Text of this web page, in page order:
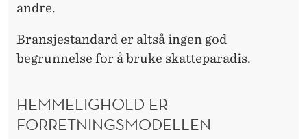
andre.
Bransjestandard er altså ingen god
begrunnelse for å bruke skatteparadis.
HEMMELIGHOLD ER
FORRETNINGSMODELLEN